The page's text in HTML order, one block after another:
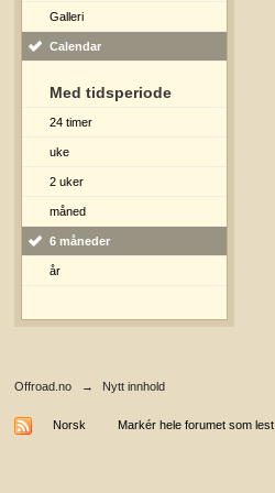
Galleri
Calendar
Med tidsperiode
24 timer
uke
2 uker
måned
6 måneder
år
Offroad.no → Nytt innhold
Norsk Markér hele forumet som lest